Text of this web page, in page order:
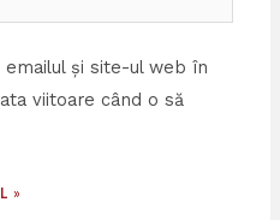
emailul și site-ul web în
viitoare când o să